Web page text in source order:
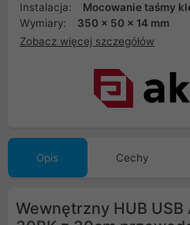
Instalacja:
Mocowanie taśmy
Wymiary:
350 x 50 x 14 mm
Zobacz więcej szczegółów
Opis Cechy
Wewnętrzny HUB USB